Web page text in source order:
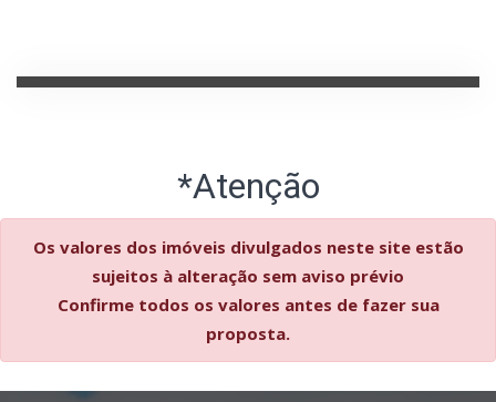
*Atenção
Os valores dos imóveis divulgados neste site estão
sujeitos à alteração sem aviso prévio
Confirme todos os valores antes de fazer sua
proposta.